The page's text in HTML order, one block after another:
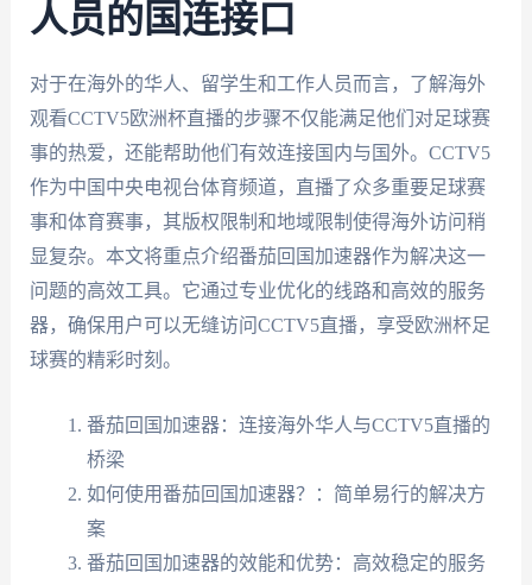
人员的国连接口
对于在海外的华人、留学生和工作人员而言，了解海外
观看CCTV5欧洲杯直播的步骤不仅能满足他们对足球赛
事的热爱，还能帮助他们有效连接国内与国外。CCTV5
作为中国中央电视台体育频道，直播了众多重要足球赛
事和体育赛事，其版权限制和地域限制使得海外访问稍
显复杂。本文将重点介绍番茄回国加速器作为解决这一
问题的高效工具。它通过专业优化的线路和高效的服务
器，确保用户可以无缝访问CCTV5直播，享受欧洲杯足
球赛的精彩时刻。
番茄回国加速器：连接海外华人与CCTV5直播的
桥梁
如何使用番茄回国加速器？：简单易行的解决方
案
番茄回国加速器的效能和优势：高效稳定的服务